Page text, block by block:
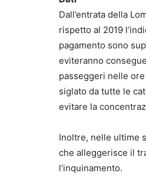
Dall’entrata della
rispetto al 2019
pagamento sono
eviteranno
passeggeri nelle
siglato da tutte le
evitare la
Inoltre, nelle ultime
che alleggerisce il
l’inquinamento.